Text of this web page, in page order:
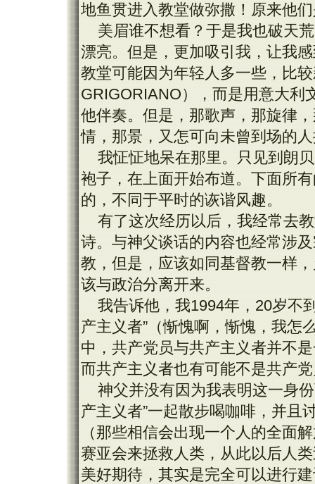
地鱼贯进入教堂做弥撒！原来他
美眉谁不想看？于是我也破天
漂亮。但是，更加吸引我，让我
教堂可能因为年轻人多一些，比
GRIGORIANO），而是用意大利
他伴奏。但是，那歌声，那旋律
情，那景，又怎可向未曾到场的
我怔怔地呆在那里。只见到朗
袍子，在上面开始布道。下面所
的，不同于平时的诙谐风趣。
有了这次经历以后，我经常去
诗。与神父谈话的内容也经常涉
教，但是，应该如同基督教一样
该与政治分离开来。
我告诉他，我1994年，20岁不
产主义者”（惭愧啊，惭愧，我怎
中，共产党员与共产主义者并不
而共产主义者也有可能不是共产
神父并没有因为我表明这一身
产主义者”一起散步喝咖啡，并且
（那些相信会出现一个人的全面
赛亚会来拯救人类，从此以后人
美好期待，其实是完全可以进行